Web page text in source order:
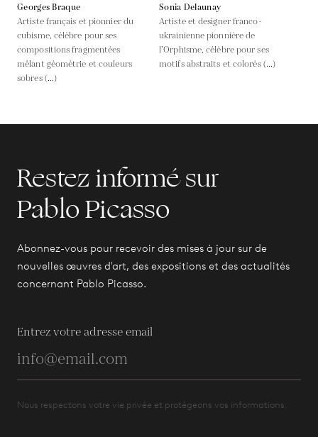
Georges Braque
Artiste français et pionnier du
cubisme, célèbre pour ses
compositions fragmentées
mêlant géométrie et couleurs
sobres (...)
Sonia Delaunay
Artiste et designer franco-
ukrainienne pionnière de
l’Orphisme, célèbre pour ses
motifs abstraits et colorés (...)
Restez informé sur
Pablo Picasso
Abonnez-vous pour recevoir des mises à jour sur de
nouvelles œuvres d'art, des expositions et des actualités
concernant Pablo Picasso.
Entrez votre adresse email
Nous respectons votre vie privée et protégeons vos informations.